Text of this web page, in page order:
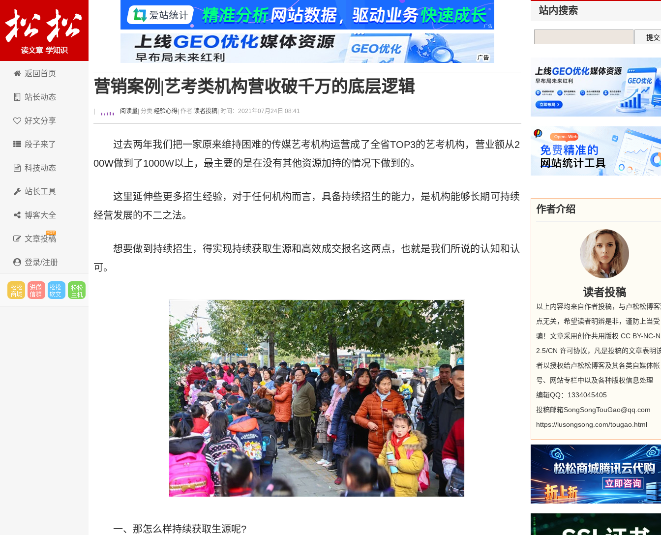
卢松松博客
返回首页
站长动态
好文分享
段子来了
科技动态
站长工具
博客大全
文章投稿
登录/注册
营销案例|艺考类机构营收破千万的底层逻辑
阅读量 | 分类:经验心得 | 作者:读者投稿 | 时间：2021年07月24日 08:41
过去两年我们把一家原来维持困难的传媒艺考机构运营成了全省TOP3的艺考机构，营业额从2
00W做到了1000W以上，最主要的是在没有其他资源加持的情况下做到的。
这里延伸些更多招生经验，对于任何机构而言，具备持续招生的能力，是机构能够长期可持续
经营发展的不二之法。
想要做到持续招生，得实现持续获取生源和高效成交报名这两点，也就是我们所说的认知和认
可。
一、那怎么样持续获取生源呢?
站内搜索
作者介绍
读者投稿
以上内容均来自作者投稿，与卢松松博
点无关，希望读者明辨是非，谨防上当受
骗！文章采用创作共用版权 CC BY-NC-
2.5/CN 许可协议，凡是投稿的文章表明
者以授权给卢松松博客及其各类自媒体帐
号、网站专栏中以及各种版权信息处理
编辑QQ：1334045405
投稿邮箱SongSongTouGao@qq.com
https://lusongsong.com/tougao.html